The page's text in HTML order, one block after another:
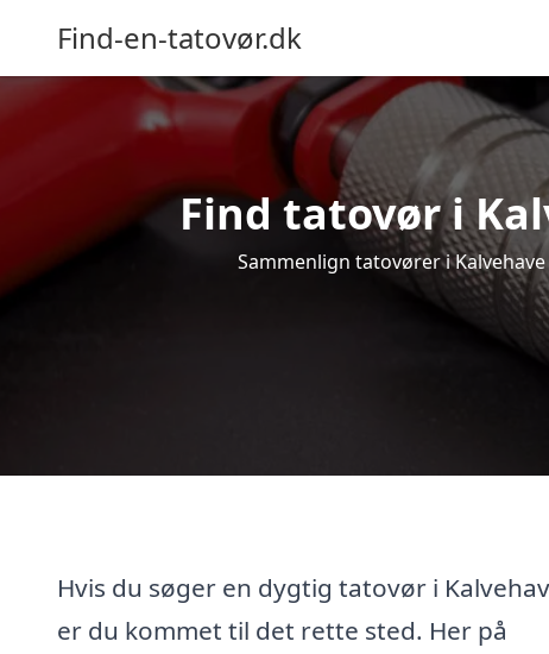
Find-en-tatovør.dk
Find tatovør i
Sammenlign tatovører i
Hvis du søger en dygtig tatovør i
er du kommet til det rette sted. Her på